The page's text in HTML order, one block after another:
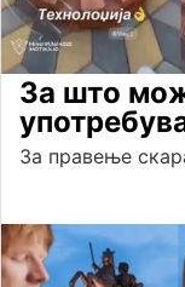
За што
За правење